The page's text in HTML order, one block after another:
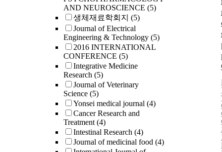
AND NEUROSCIENCE (5)
생체재료학회지 (5)
Journal of Electrical
Engineering & Technology (5)
2016 INTERNATIONAL
CONFERENCE (5)
Integrative Medicine
Research (5)
Journal of Veterinary
Science (5)
Yonsei medical journal (4)
Cancer Research and
Treatment(4)
Intestinal Research (4)
Journal of medicinal food (4)